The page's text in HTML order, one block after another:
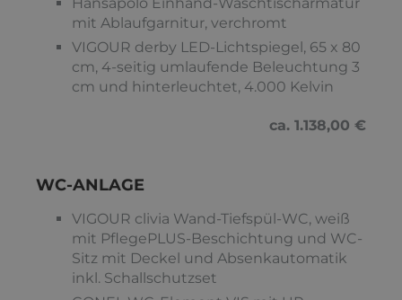
mit Ablaufgarnitur, verchromt
VIGOUR derby LED-Lichtspiegel, 65 x 80
cm, 4-seitig umlaufende Beleuchtung 3
cm und hinterleuchtet, 4.000 Kelvin
ca. 1.138,00 €
WC-ANLAGE
VIGOUR clivia Wand-Tiefspül-WC, weiß
mit PflegePLUS-Beschichtung und WC-
Sitz mit Deckel und Absenkautomatik
inkl. Schallschutzset